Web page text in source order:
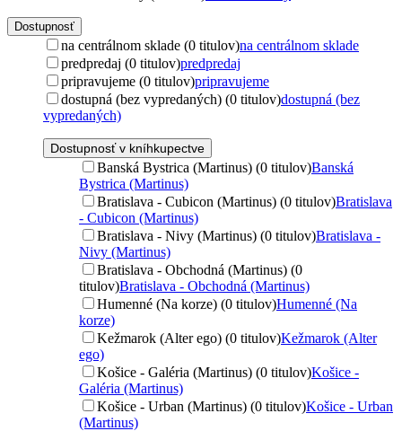
Dostupnosť
na centrálnom sklade (0 titulov)na centrálnom sklade
predpredaj (0 titulov)predpredaj
pripravujeme (0 titulov)pripravujeme
dostupná (bez vypredaných) (0 titulov)dostupná (bez
vypredaných)
Dostupnosť v kníhkupectve
Banská Bystrica (Martinus) (0 titulov)Banská
Bystrica (Martinus)
Bratislava - Cubicon (Martinus) (0 titulov)Bratislava
- Cubicon (Martinus)
Bratislava - Nivy (Martinus) (0 titulov)Bratislava -
Nivy (Martinus)
Bratislava - Obchodná (Martinus) (0
titulov)Bratislava - Obchodná (Martinus)
Humenné (Na korze) (0 titulov)Humenné (Na
korze)
Kežmarok (Alter ego) (0 titulov)Kežmarok (Alter
ego)
Košice - Galéria (Martinus) (0 titulov)Košice -
Galéria (Martinus)
Košice - Urban (Martinus) (0 titulov)Košice - Urban
(Martinus)